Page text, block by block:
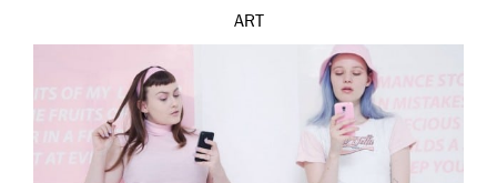
ART